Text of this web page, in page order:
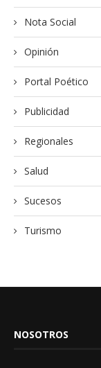
Nota Social
Opinión
Portal Poético
Publicidad
Regionales
Salud
Sucesos
Turismo
NOSOTROS